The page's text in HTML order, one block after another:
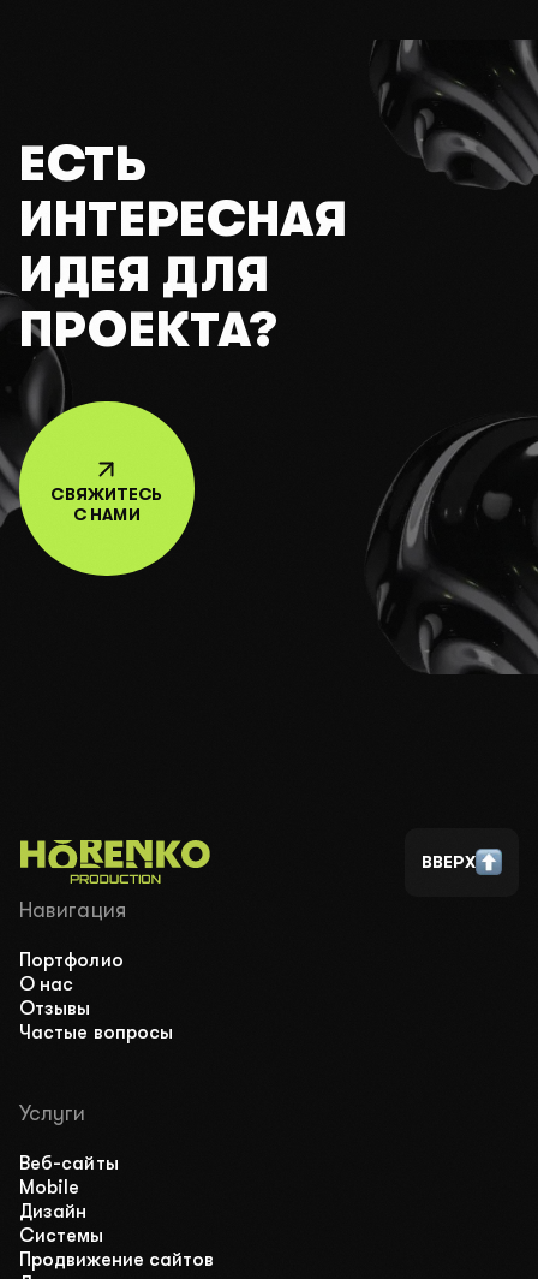
ЕСТЬ
ИНТЕРЕСНАЯ
ИДЕЯ ДЛЯ
ПРОЕКТА?
СВЯЖИТЕСЬ
С НАМИ
ВВЕРХ
Навигация
Портфолио
О нас
Отзывы
Частые вопросы
Услуги
Веб-сайты
Mobile
Дизайн
Cистемы
Продвижение сайтов